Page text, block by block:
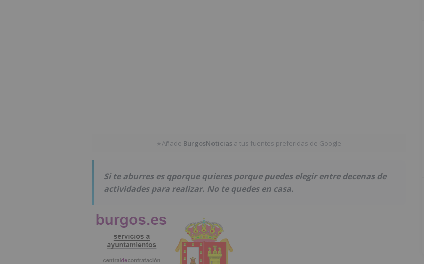
★Añade BurgosNoticias a tus fuentes preferidas de Google
Si te aburres es qporque quieres porque puedes elegir entre decenas de
actividades para realizar. No te quedes en casa.